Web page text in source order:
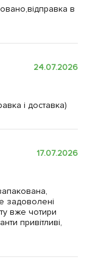
в
24.07.2026
і доставка)
17.07.2026
задоволені
вже чотири
привітливі,